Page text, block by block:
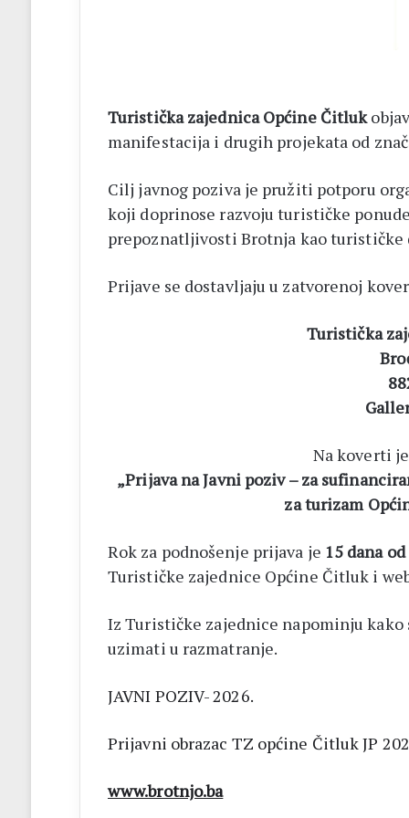
Turistička zajednica Općine Čitluk
manifestacija i drugih projekata od
Cilj javnog poziva je pružiti potporu
koji doprinose razvoju turističke
prepoznatljivosti Brotnja kao turističke
Prijave se dostavljaju u zatvorenoj
Turistička
Na koverti
„Prijava na Javni poziv – za
za turizam
Rok za podnošenje prijava je 15 dana
Turističke zajednice Općine Čitluk i
Iz Turističke zajednice napominju
uzimati u razmatranje.
JAVNI POZIV- 2026.
Prijavni obrazac TZ općine Čitluk JP
www.brotnjo.ba